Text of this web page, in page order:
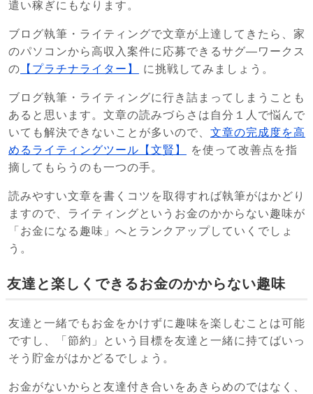
遣い稼ぎにもなります。
ブログ執筆・ライティングで文章が上達してきたら、家
のパソコンから高収入案件に応募できるサグ―ワークス
の 【プラチナライター】 に挑戦してみましょう。
ブログ執筆・ライティングに行き詰まってしまうことも
あると思います。文章の読みづらさは自分１人で悩んで
いても解決できないことが多いので、 文章の完成度を高
めるライティングツール【文賢】
を使って改善点を指
摘してもらうのも一つの手。
読みやすい文章を書くコツを取得すれば執筆がはかどり
ますので、ライティングというお金のかからない趣味が
「お金になる趣味」へとランクアップしていくでしょ
う。
友達と楽しくできるお金のかからない趣味
友達と一緒でもお金をかけずに趣味を楽しむことは可能
ですし、「節約」という目標を友達と一緒に持てばいっ
そう貯金がはかどるでしょう。
お金がないからと友達付き合いをあきらめのではなく、